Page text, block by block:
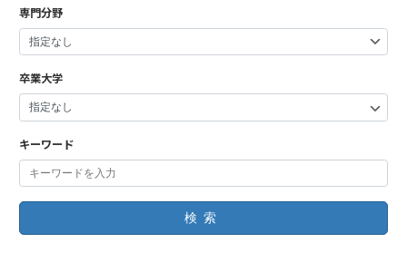
専門分野
卒業大学
キーワード
検索